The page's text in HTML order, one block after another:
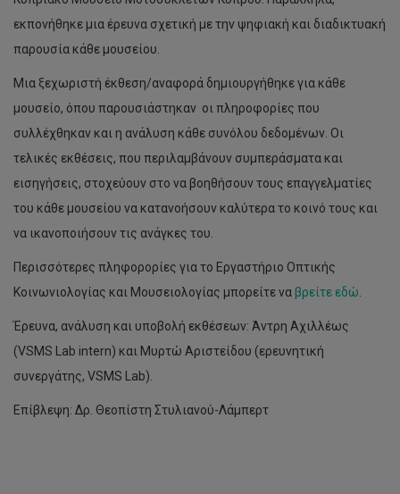
εκπονήθηκε μια έρευνα σχετική με την ψηφιακή και διαδικτυακή
παρουσία κάθε μουσείου.
Μια ξεχωριστή έκθεση/αναφορά δημιουργήθηκε για κάθε
μουσείο, όπου παρουσιάστηκαν οι πληροφορίες που
συλλέχθηκαν και η ανάλυση κάθε συνόλου δεδομένων. Οι
τελικές εκθέσεις, που περιλαμβάνουν συμπεράσματα και
εισηγήσεις, στοχεύουν στο να βοηθήσουν τους επαγγελματίες
του κάθε μουσείου να κατανοήσουν καλύτερα το κοινό τους και
να ικανοποιήσουν τις ανάγκες του.
Περισσότερες πληφορορίες για το Εργαστήριο Οπτικής
Κοινωνιολογίας και Μουσειολογίας μπορείτε να βρείτε εδώ
Έρευνα, ανάλυση και υποβολή εκθέσεων: Άντρη Αχιλλέως
(VSMS Lab intern) και Μυρτώ Αριστείδου (ερευνητική
συνεργάτης, VSMS Lab).
Επίβλεψη: Δρ. Θεοπίστη Στυλιανού-Λάμπερτ